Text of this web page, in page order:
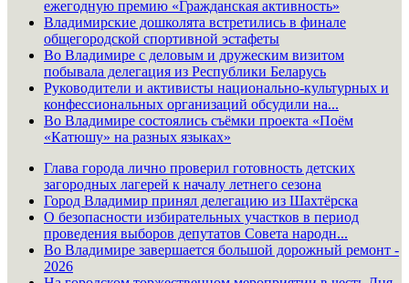
ежегодную премию «Гражданская активность»
Владимирские дошколята встретились в финале
общегородской спортивной эстафеты
Во Владимире с деловым и дружеским визитом
побывала делегация из Республики Беларусь
Руководители и активисты национально-культурных и
конфессиональных организаций обсудили на...
Во Владимире состоялись съёмки проекта «Поём
«Катюшу» на разных языках»
Глава города лично проверил готовность детских
загородных лагерей к началу летнего сезона
Город Владимир принял делегацию из Шахтёрска
О безопасности избирательных участков в период
проведения выборов депутатов Совета народн...
Во Владимире завершается большой дорожный ремонт -
2026